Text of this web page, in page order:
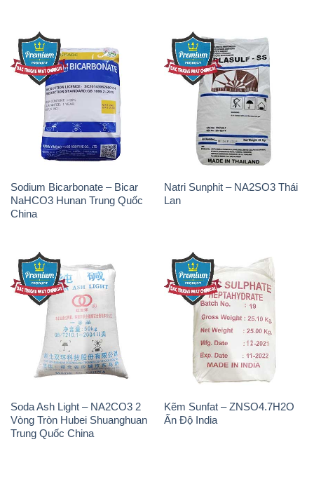
Sodium Bicarbonate – Bicar
NaHCO3 Hunan Trung Quốc
China
Natri Sunphit – NA2SO3 Thái
Lan
Soda Ash Light – NA2CO3 2
Vòng Tròn Hubei Shuanghuan
Trung Quốc China
Kẽm Sunfat – ZNSO4.7H2O
Ấn Độ India